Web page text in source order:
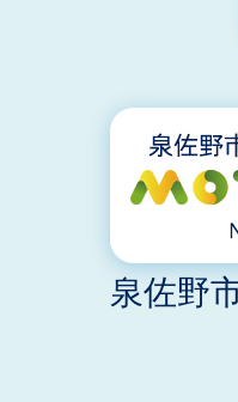
泉佐野